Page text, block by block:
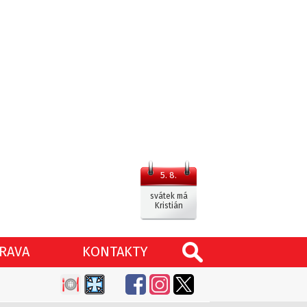
5. 8.
svátek má
Kristián
KONTAKTY